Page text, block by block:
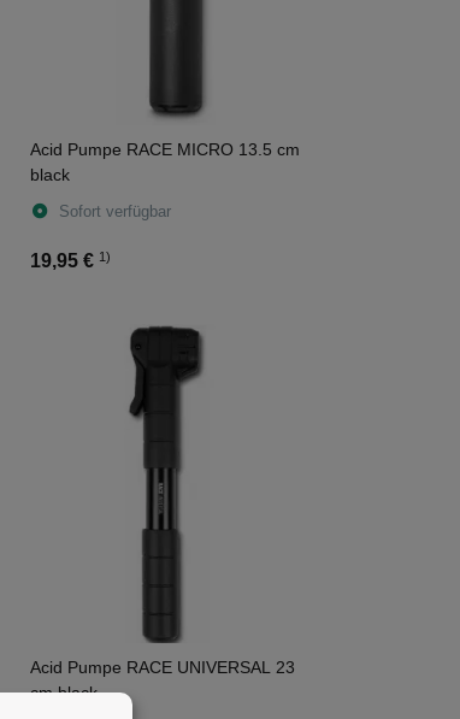
Acid Pumpe RACE MICRO 13.5 cm
black
Sofort verfügbar
19,95 € 1)
Acid Pumpe RACE UNIVERSAL 23
cm black